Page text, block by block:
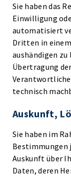
Sie haben das
Einwilligung
automatisiert
Dritten in
aushändigen zu
Übertragung
technisch
Auskunft,
Sie haben im
Bestimmungen
Auskunft über
Daten, deren